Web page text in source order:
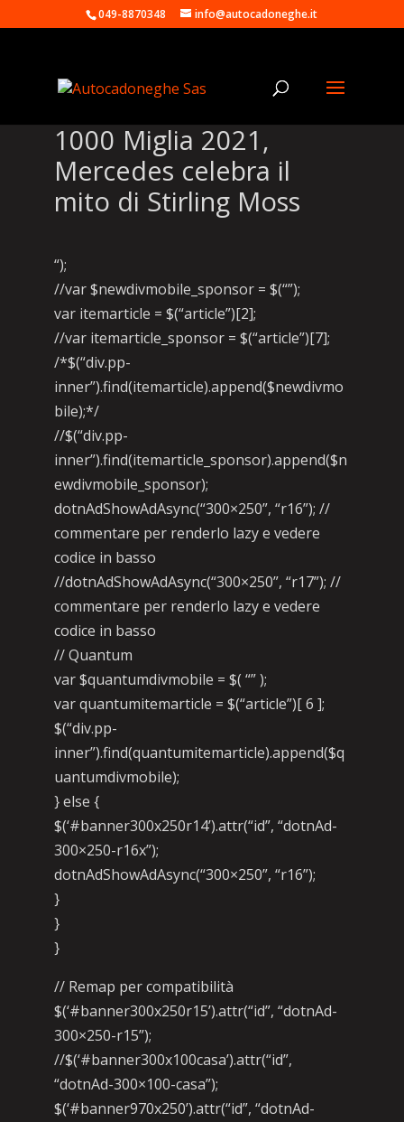
049-8870348 info@autocadoneghe.it
1000 Miglia 2021,
Mercedes celebra il
mito di Stirling Moss
“);
//var $newdivmobile_sponsor = $(“”);
var itemarticle = $(“article”)[2];
//var itemarticle_sponsor = $(“article”)[7];
/*$(“div.pp-
inner”).find(itemarticle).append($newdivmo
bile);*/
//$(“div.pp-
inner”).find(itemarticle_sponsor).append($n
ewdivmobile_sponsor);
dotnAdShowAdAsync(“300×250”, “r16”); //
commentare per renderlo lazy e vedere
codice in basso
//dotnAdShowAdAsync(“300×250”, “r17”); //
commentare per renderlo lazy e vedere
codice in basso
// Quantum
var $quantumdivmobile = $( “” );
var quantumitemarticle = $(“article”)[ 6 ];
$(“div.pp-
inner”).find(quantumitemarticle).append($q
uantumdivmobile);
} else {
$(‘#banner300x250r14’).attr(“id”, “dotnAd-
300×250-r16x”);
dotnAdShowAdAsync(“300×250”, “r16”);
}
}
}
// Remap per compatibilità
$(‘#banner300x250r15’).attr(“id”, “dotnAd-
300×250-r15”);
//$(‘#banner300x100casa’).attr(“id”,
“dotnAd-300×100-casa”);
$(‘#banner970x250’).attr(“id”, “dotnAd-